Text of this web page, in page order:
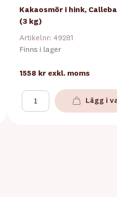
Kakaosmör i hink,
(3 kg)
Artikelnr: 49281
Finns i lager
1558 kr exkl. moms
Lägg i